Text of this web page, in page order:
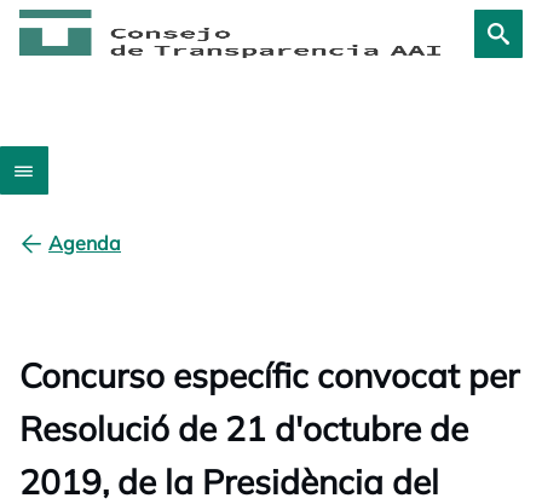
Agenda
Concurso específic convocat per
Resolució de 21 d'octubre de
2019, de la Presidència del